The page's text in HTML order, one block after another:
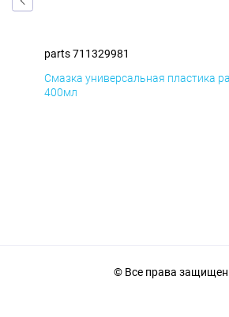
parts 711329981
Смазка универсальная пластика
400мл
© Все права